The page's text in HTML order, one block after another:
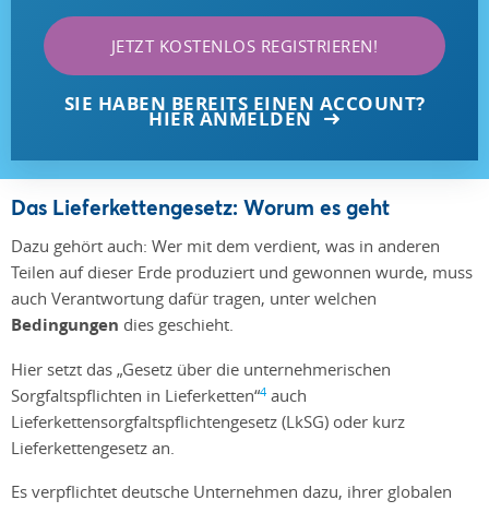
JETZT KOSTENLOS REGISTRIEREN!
SIE HABEN BEREITS EINEN ACCOUNT?
HIER ANMELDEN
Das Lieferkettengesetz: Worum es geht
Dazu gehört auch: Wer mit dem verdient, was in anderen
Teilen auf dieser Erde produziert und gewonnen wurde, muss
auch Verantwortung dafür tragen, unter welchen
Bedingungen dies geschieht.
Hier setzt das „Gesetz über die unternehmerischen
Sorgfaltspflichten in Lieferketten“4 auch
Lieferkettensorgfaltspflichtengesetz (LkSG) oder kurz
Lieferkettengesetz an.
Es verpflichtet deutsche Unternehmen dazu, ihrer globalen